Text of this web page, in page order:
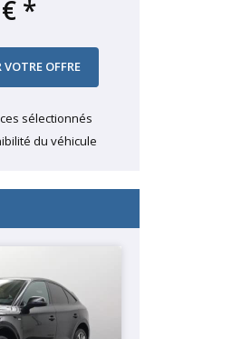
*
sélectionnés
du véhicule